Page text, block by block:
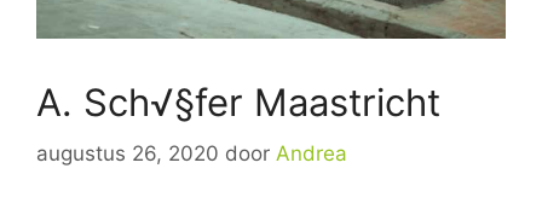
A. Sch√§fer Maastricht
augustus 26, 2020 door Andrea